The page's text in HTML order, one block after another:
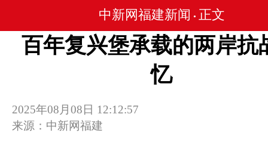
中新网福建新闻 • 正文
百年复兴堡承载的两岸抗
忆
2025年08月08日 12:12:57
来源：中新网福建